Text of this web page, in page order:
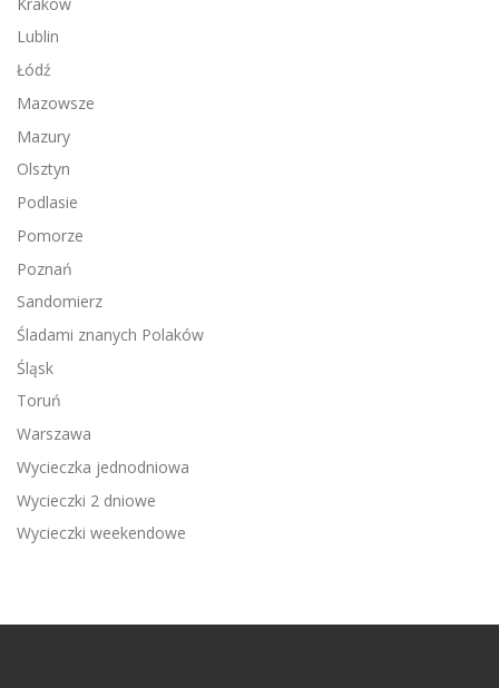
Lublin
Łódź
Mazowsze
Mazury
Olsztyn
Podlasie
Pomorze
Poznań
Sandomierz
Śladami znanych Polaków
Śląsk
Toruń
Warszawa
Wycieczka jednodniowa
Wycieczki 2 dniowe
Wycieczki weekendowe